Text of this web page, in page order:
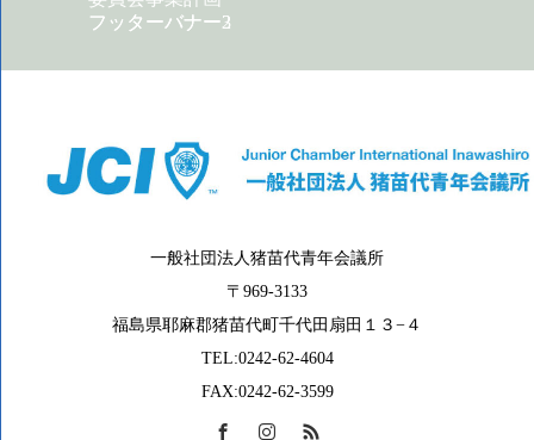
フッターバナー2
フッターバナー3
一般社団法人猪苗代青年会議所
〒969-3133
福島県耶麻郡猪苗代町千代田扇田１３−４
TEL:0242-62-4604
FAX:0242-62-3599